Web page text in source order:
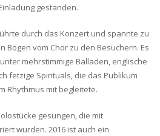
gestanden.
durch das Konzert und spannte zu
Bogen vom Chor zu den Besuchern. Es
mehrstimmige Balladen, englische
fetzige Spirituals, die das Publikum
Rhythmus mit begleitete.
gesungen, die mit
wurden. 2016 ist auch ein